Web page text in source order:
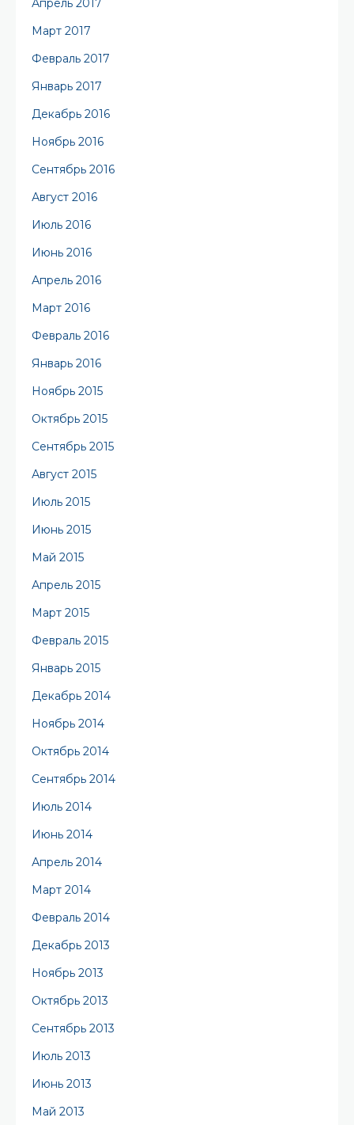
Апрель 2017
Март 2017
Февраль 2017
Январь 2017
Декабрь 2016
Ноябрь 2016
Сентябрь 2016
Август 2016
Июль 2016
Июнь 2016
Апрель 2016
Март 2016
Февраль 2016
Январь 2016
Ноябрь 2015
Октябрь 2015
Сентябрь 2015
Август 2015
Июль 2015
Июнь 2015
Май 2015
Апрель 2015
Март 2015
Февраль 2015
Январь 2015
Декабрь 2014
Ноябрь 2014
Октябрь 2014
Сентябрь 2014
Июль 2014
Июнь 2014
Апрель 2014
Март 2014
Февраль 2014
Декабрь 2013
Ноябрь 2013
Октябрь 2013
Сентябрь 2013
Июль 2013
Июнь 2013
Май 2013